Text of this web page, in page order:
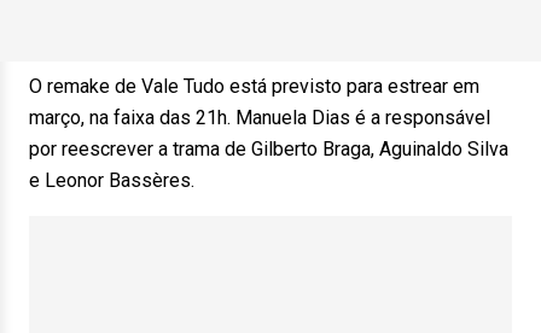
O remake de Vale Tudo está previsto para estrear em
março, na faixa das 21h. Manuela Dias é a responsável
por reescrever a trama de Gilberto Braga, Aguinaldo Silva
e Leonor Bassères.